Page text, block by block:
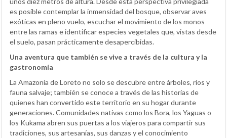
es posible contemplar la inmensidad del bosque, observar aves
exóticas en pleno vuelo, escuchar el movimiento de los monos
entre las ramas e identificar especies vegetales que, vistas desde
el suelo, pasan prácticamente desapercibidas.
Una aventura que también se vive a través de la cultura y la
gastronomía
La Amazonía de Loreto no solo se descubre entre árboles, ríos y
fauna salvaje; también se conoce a través de las historias de
quienes han convertido este territorio en su hogar durante
generaciones. Comunidades nativas como los Bora, los Yaguas o
los Kukama abren sus puertas a los viajeros para compartir sus
tradiciones, sus artesanías, sus danzas y el conocimiento